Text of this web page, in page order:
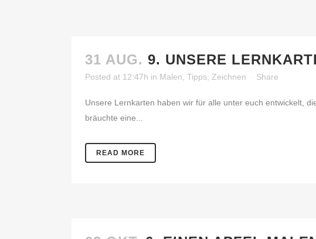
31 AUG. 9. UNSERE
Posted at 12:47h in Malen Tipps Zeichnen Share
Unsere Lernkarten haben wir für alle unter euch entwickelt,
bräuchte eine...
READ MORE